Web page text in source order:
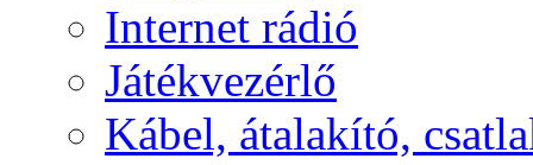
Internet rádió
Játékvezérlő
Kábel, átalakító,